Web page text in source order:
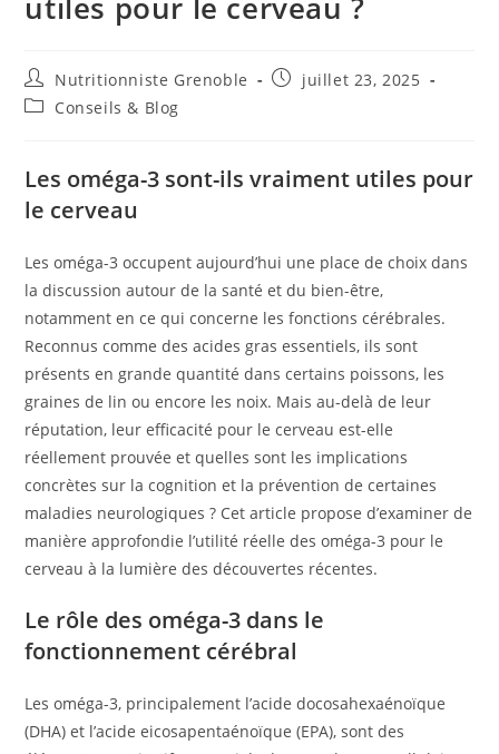
Nutritionniste Grenoble
juillet 23, 2025
Conseils & Blog
Les oméga-3 sont-ils vraiment utiles pour
le cerveau
Les oméga-3 occupent aujourd’hui une place de choix dans
la discussion autour de la santé et du bien-être,
notamment en ce qui concerne les fonctions cérébrales.
Reconnus comme des acides gras essentiels, ils sont
présents en grande quantité dans certains poissons, les
graines de lin ou encore les noix. Mais au-delà de leur
réputation, leur efficacité pour le cerveau est-elle
réellement prouvée et quelles sont les implications
concrètes sur la cognition et la prévention de certaines
maladies neurologiques ? Cet article propose d’examiner de
manière approfondie l’utilité réelle des oméga-3 pour le
cerveau à la lumière des découvertes récentes.
Le rôle des oméga-3 dans le
fonctionnement cérébral
Les oméga-3, principalement l’acide docosahexaénoïque
(DHA) et l’acide eicosapentaénoïque (EPA), sont des